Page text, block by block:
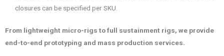
closures can be specified per SKU.
From lightweight micro-rigs to full sustainment rigs, we provide
end-to-end prototyping and mass production services.